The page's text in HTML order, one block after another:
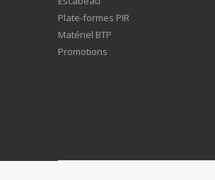
Plate-formes PIR
Matériel BTP
Promotions